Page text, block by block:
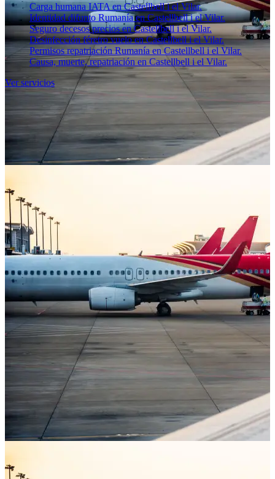
Carga humana IATA en Castellbell i el Vilar.
Identidad difunto Rumanía en Castellbell i el Vilar.
Seguro decesos precios en Castellbell i el Vilar.
Desinfección féretro vuelo en Castellbell i el Vilar.
Permisos repatriación Rumanía en Castellbell i el Vilar.
Causa, muerte, repatriación en Castellbell i el Vilar.
Ver servicios